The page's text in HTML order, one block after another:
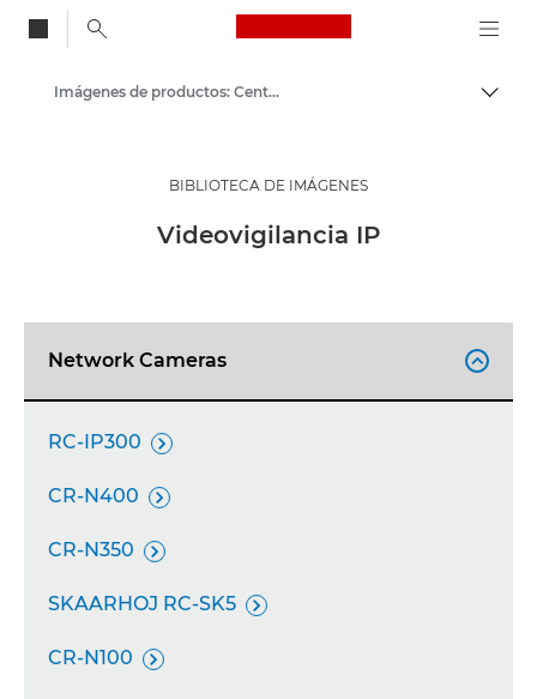
Canon Logo, back
Centro de prensa
Imágenes de productos: Centro de prensa de Canon
BIBLIOTECA DE IMÁGENES
Videovigilancia IP
Network Cameras 
RC-IP300 
CR-N400 
CR-N350 
SKAARHOJ RC-SK5 
CR-N100 